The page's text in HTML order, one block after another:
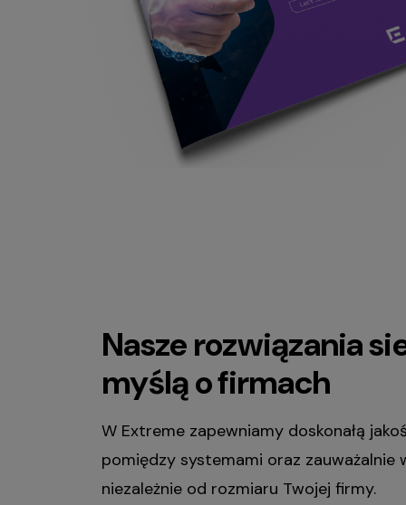
Nasze rozwiązania
myślą o firmach
W Extreme zapewniamy doskonałą
pomiędzy systemami oraz zauważalnie
niezależnie od rozmiaru Twojej firmy.